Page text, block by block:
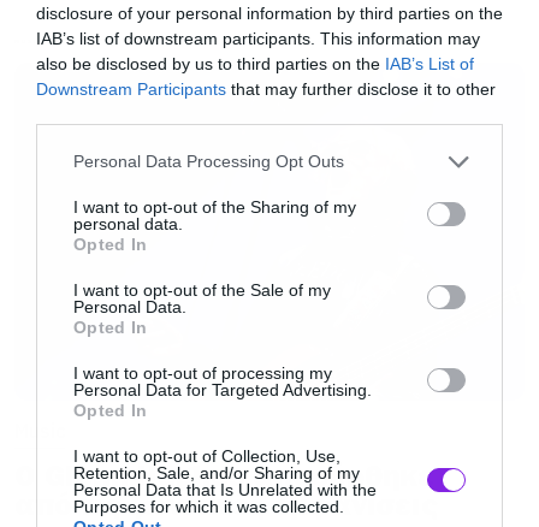
disclosure of your personal information by third parties on the
IAB’s list of downstream participants. This information may
also be disclosed by us to third parties on the IAB’s List of
Downstream Participants that may further disclose it to other
Please note that this website/app uses one or more Google
not limited to your visit or usage behaviour. You may click to
grant or deny consent to Google and its third-party tags to
use your data for below specified purposes in below Google
consent section.
Personal Data Processing Opt Outs
I want to opt-out of the Sharing of my
personal data.
Opted In
I want to opt-out of the Sale of my
Personal Data.
Opted In
I want to opt-out of processing my
Personal Data for Targeted Advertising.
Opted In
I want to opt-out of Collection, Use,
Retention, Sale, and/or Sharing of my
Personal Data that Is Unrelated with the
Purposes for which it was collected.
my long time managers, Rod Smallwood and
Andy Taylor, have in mind for me. I’ll also be
working on a variety of different personal
and ventures, including The British Drum
Company, Nicko McBrain’s Drum One, Titanium
Tart, and of course, Rock-N-Roll Ribs!
What can I say? Touring with Maiden the last 42
devoted fan base, you made it all worthwhile
and I love you! To my devoted wife, Rebecca,
you made it infinitely easier and I love you! To
my kids, Justin and Nicholas, thank you for
MUSIC
Ο Glenn Hughes αποσύρθηκε
από τις ζωντανές εμφανίσεις